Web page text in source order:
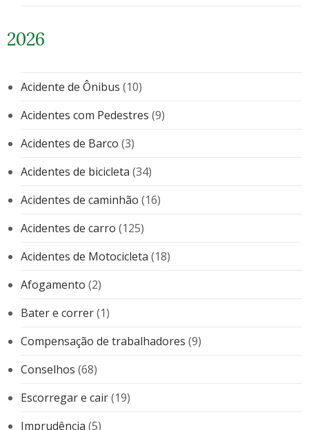
2026
Acidente de Ônibus (10)
Acidentes com Pedestres (9)
Acidentes de Barco (3)
Acidentes de bicicleta (34)
Acidentes de caminhão (16)
Acidentes de carro (125)
Acidentes de Motocicleta (18)
Afogamento (2)
Bater e correr(1)
Compensação de trabalhadores (9)
Conselhos (68)
Escorregar e cair(19)
Imprudência (5)